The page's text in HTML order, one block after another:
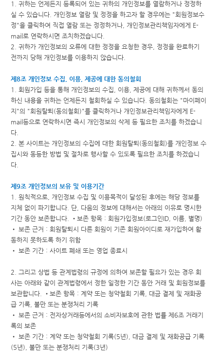
1. 귀하는 언제든지 등록되어 있는 귀하의 개인정보를 열람하거나 정정하
실 수 있습니다. 개인정보 열람 및 정정을 하고자 할 경우에는 "회원정보수
정"을 클릭하여 직접 열람 또는 정정하거나, 개인정보관리책임자에게 E-
mail로 연락하시면 조치하겠습니다.
2. 귀하가 개인정보의 오류에 대한 정정을 요청한 경우, 정정을 완료하기
전까지 당해 개인정보를 이용하지 않습니다.
제8조 개인정보 수집, 이용, 제공에 대한 동의철회
1. 회원가입 등을 통해 개인정보의 수집, 이용, 제공에 대해 귀하께서 동의
하신 내용을 귀하는 언제든지 철회하실 수 있습니다. 동의철회는 "마이페이
지"의 "회원탈퇴(동의철회)"를 클릭하거나 개인정보관리책임자에게 E-
mail등으로 연락하시면 즉시 개인정보의 삭제 등 필요한 조치를 하겠습니
다.
2. 본 사이트는 개인정보의 수집에 대한 회원탈퇴(동의철회)를 개인정보 수
집시와 동등한 방법 및 절차로 행사할 수 있도록 필요한 조치를 하겠습니
다.
제9조 개인정보의 보유 및 이용기간
1. 원칙적으로, 개인정보 수집 및 이용목적이 달성된 후에는 해당 정보를
지체 없이 파기합니다. 단, 다음의 정보에 대해서는 아래의 이유로 명시한
기간 동안 보존합니다. •보존 항목 : 회원가입정보(로그인ID, 이름, 별명)
• 보존 근거 : 회원탈퇴시 다른 회원이 기존 회원아이디로 재가입하여 활
동하지 못하도록 하기 위함
• 보존 기간 : 사이트 폐쇄 또는 영업 종료시
2. 그리고 상법 등 관계법령의 규정에 의하여 보존할 필요가 있는 경우 회
사는 아래와 같이 관계법령에서 정한 일정한 기간 동안 거래 및 회원정보를
보관합니다. •보존 항목 : 계약 또는 청약철회 기록, 대금 결제 및 재화공
급 기록, 불만 또는 분쟁처리 기록
• 보존 근거 : 전자상거래등에서의 소비자보호에 관한 법률 제6조 거래기
록의 보존
• 보존 기간 : 계약 또는 청약철회 기록(5년), 대금 결제 및 재화공급 기록
(5년), 불만 또는 분쟁처리 기록(3년)